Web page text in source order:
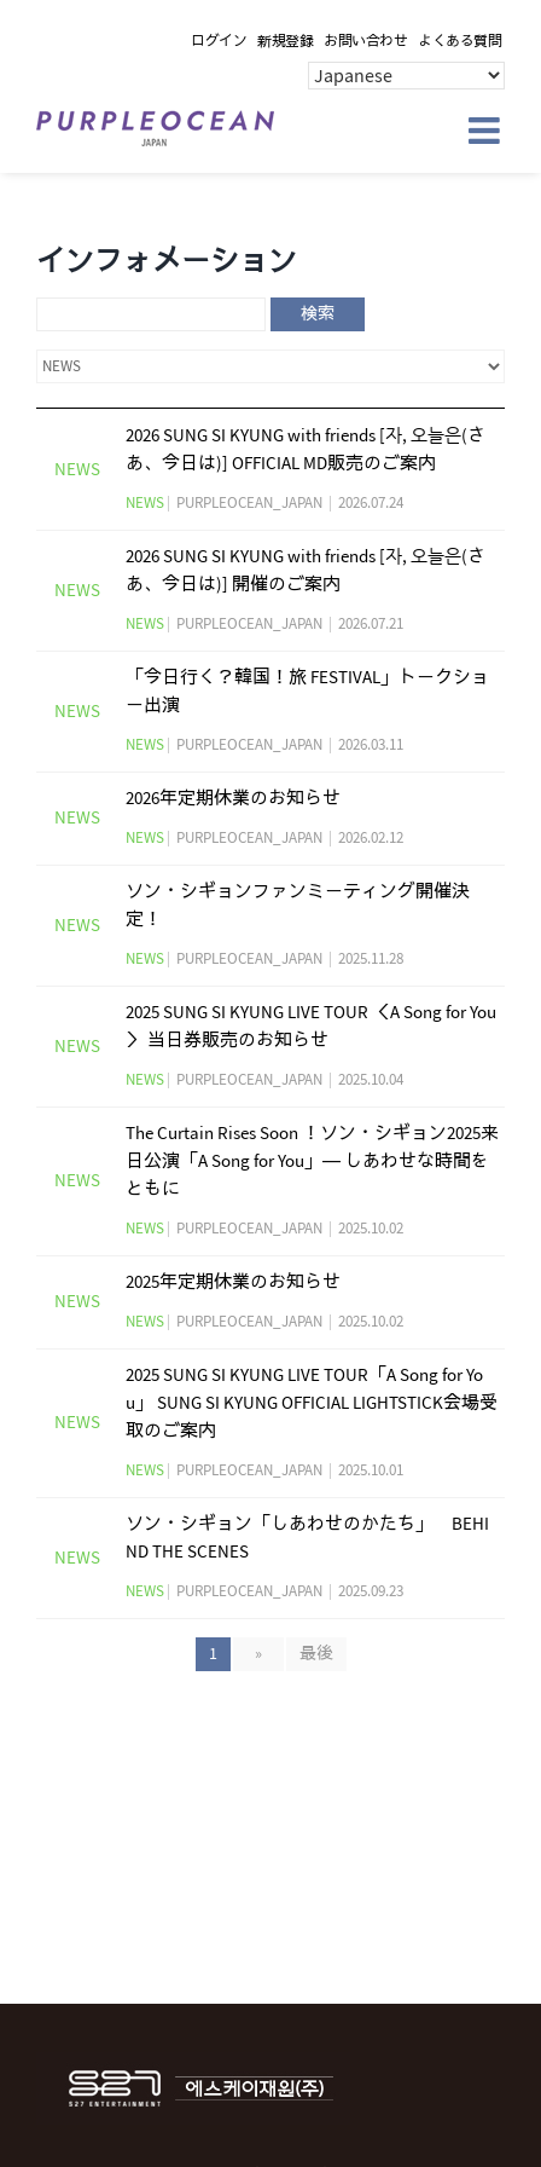
ログイン 新規登録 お問い合わせ よくある質問
インフォメーション
検索
NEWS
2026 SUNG SI KYUNG with friends [자, 오늘은(さ
あ、今日は)] OFFICIAL MD販売のご案内
NEWS PURPLEOCEAN_JAPAN 2026.07.24
NEWS
2026 SUNG SI KYUNG with friends [자, 오늘은(さ
あ、今日は)] 開催のご案内
NEWS PURPLEOCEAN_JAPAN 2026.07.21
NEWS
「​今日行く？韓国！旅 FESTIVAL」​トークショ
ー出演
NEWS PURPLEOCEAN_JAPAN 2026.03.11
NEWS
2026年定期休業のお知らせ
NEWS PURPLEOCEAN_JAPAN 2026.02.12
NEWS
ソン・シギョンファンミーティング開催決
定！
NEWS PURPLEOCEAN_JAPAN 2025.11.28
NEWS
2025 SUNG SI KYUNG LIVE TOUR ＜A Song for You
＞ 当日券販売のお知らせ
NEWS PURPLEOCEAN_JAPAN 2025.10.04
NEWS
The Curtain Rises Soon ！ソン・シギョン2025来
日公演「A Song for You」― しあわせな時間を
ともに
NEWS PURPLEOCEAN_JAPAN 2025.10.02
NEWS
2025年定期休業のお知らせ
NEWS PURPLEOCEAN_JAPAN 2025.10.02
NEWS
2025 SUNG SI KYUNG LIVE TOUR「A Song for Yo
u」 SUNG SI KYUNG OFFICIAL LIGHTSTICK会場受
取のご案内
NEWS PURPLEOCEAN_JAPAN 2025.10.01
NEWS
ソン・シギョン「しあわせのかたち」 BEHI
ND THE SCENES
NEWS PURPLEOCEAN_JAPAN 2025.09.23
1 » 最後